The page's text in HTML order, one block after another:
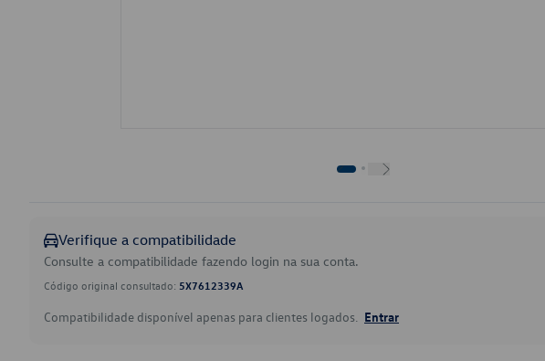
Verifique a compatibilidade
Consulte a compatibilidade fazendo login na sua conta.
Código original consultado: 5X7612339A
Compatibilidade disponível apenas para clientes logados. Entrar